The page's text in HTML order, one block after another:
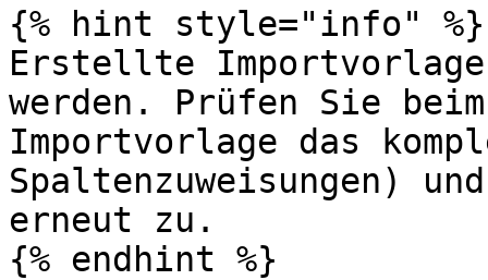
{% hint style="info" %}
Erstellte
werden. Prüfen Sie
Importvorlage das
Spaltenzuweisungen)
erneut zu.
{% endhint %}